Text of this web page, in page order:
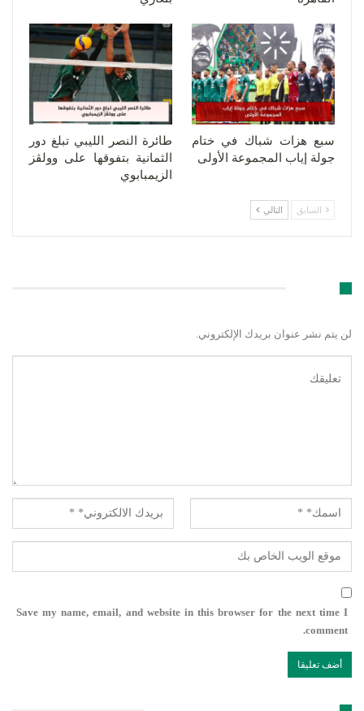
سبع هزات شباك في ختام
جولة إياب المجموعة الأولى
طائرة النصر الليبي تبلغ دور
الثمانية بتفوقها على وولڤز
الزيمبابوي
السابق التالي
لن يتم نشر عنوان بريدك الإلكتروني.
Save my name, email, and website in this browser for the next time I
comment.